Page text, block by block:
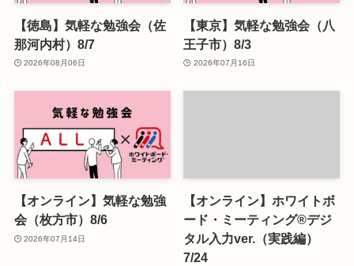
【徳島】気軽な勉強会（佐
那河内村）8/7
2026年08月06日
【東京】気軽な勉強会（八
王子市）8/3
2026年07月16日
【オンライン】気軽な勉強
会（枚方市）8/6
2026年07月14日
【オンライン】ホワイトボ
ード・ミーティング®デジ
タル入力ver.（実践編）
7/24